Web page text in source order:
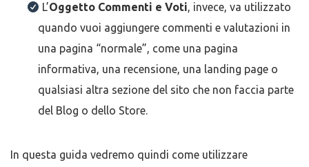
L’Oggetto Commenti e Voti, invece, va utilizzato
quando vuoi aggiungere commenti e valutazioni in
una pagina “normale”, come una pagina
informativa, una recensione, una landing page o
qualsiasi altra sezione del sito che non faccia parte
del Blog o dello Store.
In questa guida vedremo quindi come utilizzare